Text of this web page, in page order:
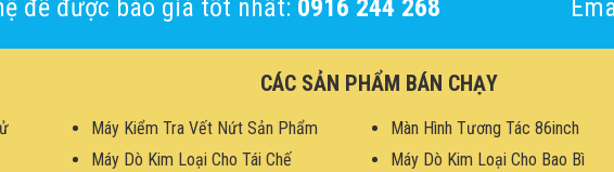
để được báo giá tốt nhất: 0916 244 268
CÁC SẢN PHẨM BÁN CHẠY
Máy Kiểm Tra Vết Nứt Sản Phẩm Màn Hình Tương Tác 86inch
Máy Dò Kim Loại Cho Tái Chế Máy Dò Kim Loại Cho Bao Bì